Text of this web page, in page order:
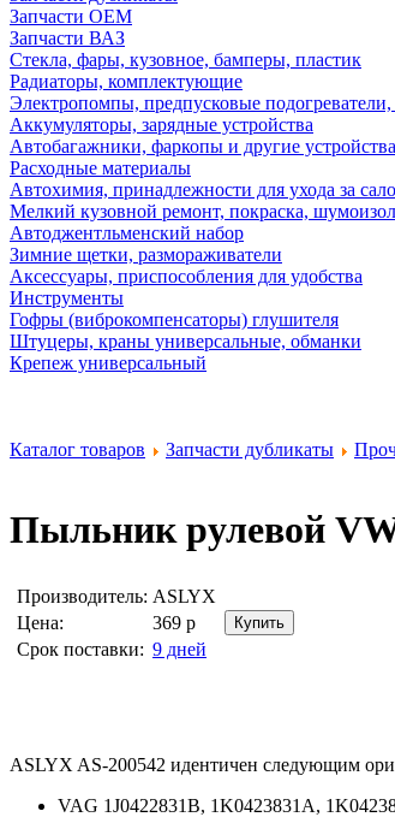
Запчасти ОЕМ
Запчасти ВАЗ
Стекла, фары, кузовное, бамперы, пластик
Радиаторы, комплектующие
Электропомпы, предпусковые подогреватели,
Аккумуляторы, зарядные устройства
Автобагажники, фаркопы и другие
Расходные материалы
Автохимия, принадлежности для ухода за
Мелкий кузовной ремонт, покраска,
Автоджентльменский набор
Зимние щетки, размораживатели
Аксессуары, приспособления для удобства
Инструменты
Гофры (виброкомпенсаторы) глушителя
Штуцеры, краны универсальные, обманки
Крепеж универсальный
Каталог товаров Запчасти дубликаты
Пыльник рулевой
Производитель: ASLYX
Цена:
369 р
Срок поставки: 9 дней
ASLYX AS-200542 идентичен следующим
VAG 1J0422831B, 1K0423831A,